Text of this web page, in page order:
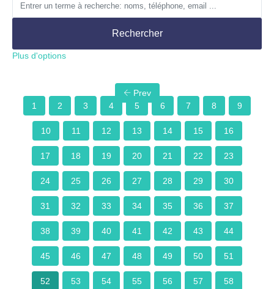
Rechercher
Plus d'options
Prev
1
2 3 4 5 6 7 8 9
10 11 12 13 14 15 16
17 18 19 20 21 22 23
24 25 26 27 28 29 30
31 32 33 34 35 36 37
38 39 40 41 42 43 44
45 46 47 48 49 50 51
52 53 54 55 56 57 58